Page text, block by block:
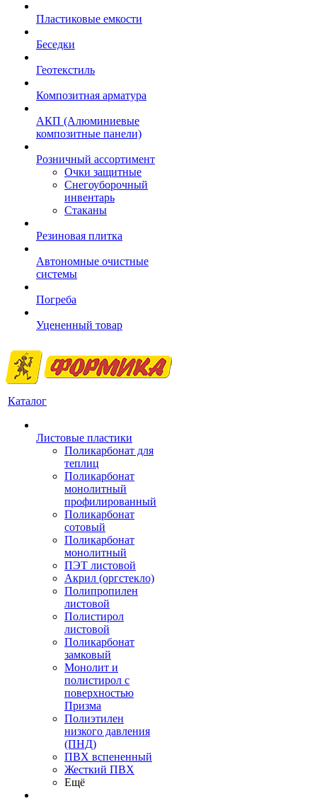
Пластиковые емкости
Беседки
Геотекстиль
Композитная арматура
АКП (Алюминиевые
композитные панели)
Розничный ассортимент
Очки защитные
Снегоуборочный
инвентарь
Стаканы
Резиновая плитка
Автономные очистные
системы
Погреба
Уцененный товар
Каталог
Листовые пластики
Поликарбонат для
теплиц
Поликарбонат
монолитный
профилированный
Поликарбонат
сотовый
Поликарбонат
монолитный
ПЭТ листовой
Акрил (оргстекло)
Полипропилен
листовой
Полистирол
листовой
Поликарбонат
замковый
Монолит и
полистирол с
поверхностью
Призма
Полиэтилен
низкого давления
(ПНД)
ПВХ вспененный
Жесткий ПВХ
Ещё